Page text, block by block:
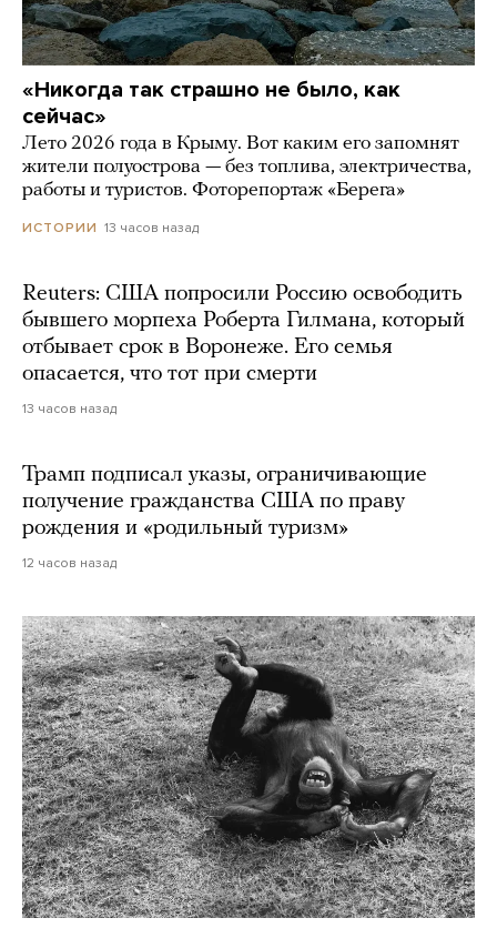
«Никогда так страшно не было, как
сейчас»
Лето 2026 года в Крыму. Вот каким его запомнят
жители полуострова — без топлива, электричества,
работы и туристов. Фоторепортаж «Берега»
ИСТОРИИ 13 часов назад
Reuters: США попросили Россию освободить
бывшего морпеха Роберта Гилмана, который
отбывает срок в Воронеже. Его семья
опасается, что тот при смерти
13 часов назад
Трамп подписал указы, ограничивающие
получение гражданства США по праву
рождения и «родильный туризм»
12 часов назад